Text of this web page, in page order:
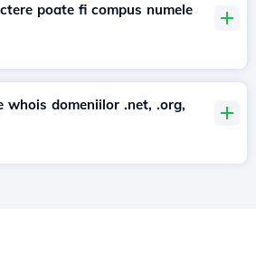
poate fi compus numele
whois domeniilor .net, .org,